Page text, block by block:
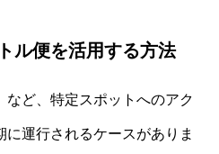
ル便を活用する方法
など、特定スポットへのアク
運行されるケースがありま